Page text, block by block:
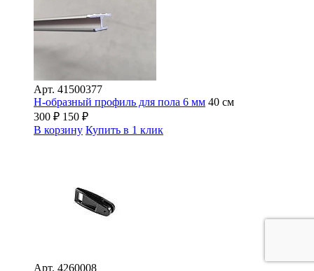
Арт. 41500377
H-образный профиль для пола 6 мм 40 см
300 ₽ 150 ₽
В корзину Купить в 1 клик
Арт. 4260008